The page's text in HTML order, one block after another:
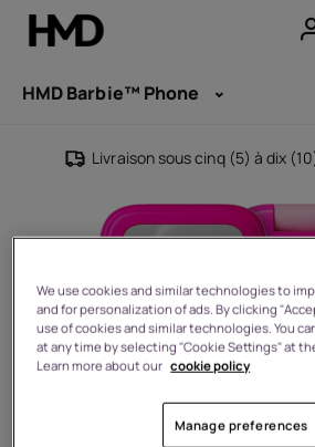
Smartphones
Téléphones
Offres
HMD Barbie™ Phone
Livraison sous cinq (5) à dix
We use cookies and similar technologies to
and for personalization of ads. By clicking
use of cookies and similar technologies. You
at any time by selecting "Cookie Settings" at
Learn more about our cookie policy
Manage preferences